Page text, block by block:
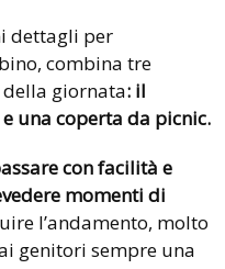
dettagli per
combina tre
giornata: il
una coperta da picnic.
con facilità e
momenti di
l’andamento, molto
genitori sempre una